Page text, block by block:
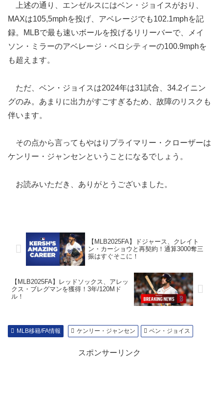
上述の通り、エンゼルスにはベン・ジョイスがおり、
MAXは105,5mphを投げ、アベレージでも102.1mphを記
録。MLBで最も速いボールを投げるリリーバーで、メイ
ソン・ミラーのアベレージ・ベロシティーの100.9mphを
も超えます。
ただ、ベン・ジョイスは2024年は31試合、34.2イニン
グのみ。あまりに出力がすごすぎるため、故障のリスクも
伴います。
その点から言ってもやはりプライマリー・クローザーは
ケンリー・ジャンセンということになるでしょう。
お読みいただき、ありがとうございました。
【MLB2025FA】ドジャース、クレイト
ン・カーショウと再契約！通算3000奪三
振はすぐそこに！
【MLB2025FA】レッドソックス、アレッ
クス・ブレグマンを獲得！3年/120Mド
ル！
MLB移籍/FA情報 ケンリー・ジャンセン ベン・ジョイス
スポンサーリンク